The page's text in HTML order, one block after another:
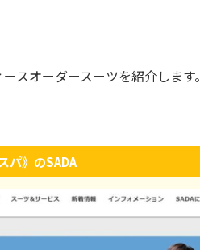
スオーダースーツを紹介します。
パ》のSADA